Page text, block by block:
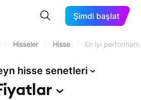
Şimdi başlat
Hisseler Hisse En iyi performans
hisse senetleri